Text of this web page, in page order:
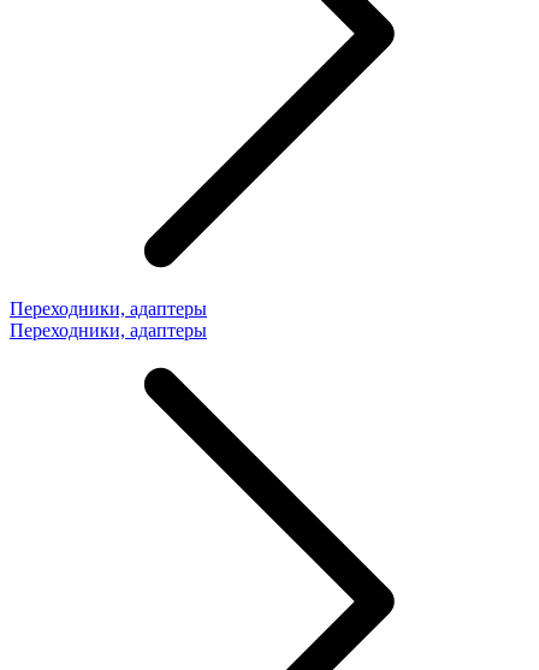
Переходники, адаптеры
Переходники, адаптеры